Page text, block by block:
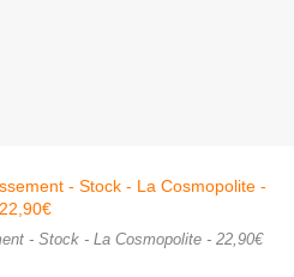
- Stock - La Cosmopolite - 22,90€